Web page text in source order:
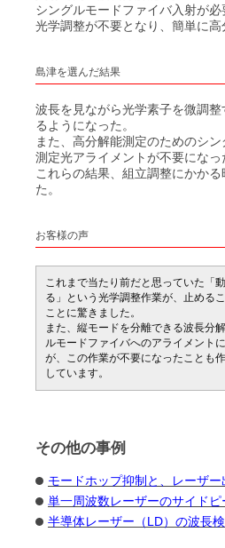
シングルモードファイバ入射が
光学調整が不要となり、簡単に高
島津を選んだ結果
波長を見ながら光学素子を微調整
るようになった。
また、高分解能測定のためのシ
測定光アライメントが不要になっ
これらの結果、組立調整にかか
た。
お客様の声
これまで当たり前だと思っていた「
る」という光学調整作業が、止める
ことに驚きました。
また、縦モードを分離できる波長分
ルモードファイバへのアライメント
が、この作業が不要になったことも
しています。
その他の事例
モードホップ抑制と、レーザ
単一周波数レーザーのサイドピ
半導体レーザー（LD）の波長